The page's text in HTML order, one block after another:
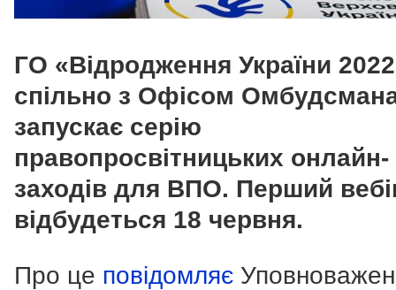
ГО «Відродження України
спільно з Офісом
запускає серію
правопросвітницьких онлайн-
заходів для ВПО. Перший
відбудеться 18 червня.
Про це повідомляє